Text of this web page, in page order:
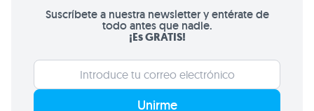
Suscríbete a nuestra newsletter y entérate de
todo antes que nadie.
¡Es GRATIS!
Unirme